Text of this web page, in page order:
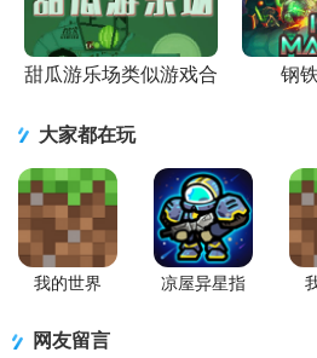
甜瓜游乐场类似游戏合
钢
大家都在玩
我的世界
凉屋异星指
网友留言